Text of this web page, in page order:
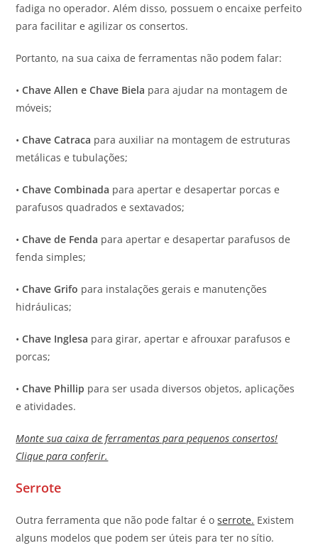
fadiga no operador. Além disso, possuem o encaixe perfeito
para facilitar e agilizar os consertos.
Portanto, na sua caixa de ferramentas não podem falar:
•Chave Allen e Chave Biela para ajudar na montagem de
móveis;
•Chave Catraca para auxiliar na montagem de estruturas
metálicas e tubulações;
•Chave Combinada para apertar e desapertar porcas e
parafusos quadrados e sextavados;
•Chave de Fenda para apertar e desapertar parafusos de
fenda simples;
•Chave Grifo para instalações gerais e manutenções
hidráulicas;
•Chave Inglesa para girar, apertar e afrouxar parafusos e
porcas;
•Chave Phillip para ser usada diversos objetos, aplicações
e atividades.
Monte sua caixa de ferramentas para pequenos consertos!
Clique para conferir.
Serrote
Outra ferramenta que não pode faltar é oserrote. Existem
alguns modelos que podem ser úteis para ter no sítio.